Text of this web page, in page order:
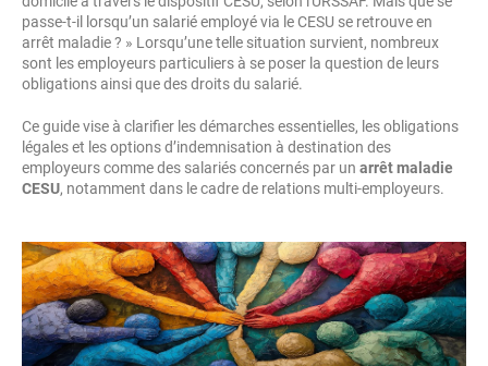
passe-t-il lorsqu’un salarié employé via le CESU se retrouve en
arrêt maladie ? » Lorsqu’une telle situation survient, nombreux
sont les employeurs particuliers à se poser la question de leurs
obligations ainsi que des droits du salarié.
Ce guide vise à clarifier les démarches essentielles, les obligations
légales et les options d’indemnisation à destination des
employeurs comme des salariés concernés par un arrêt maladie
CESU, notamment dans le cadre de relations multi-employeurs.